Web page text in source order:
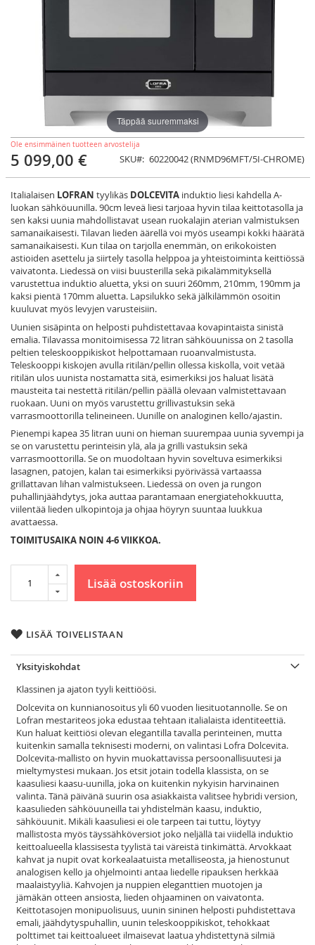
Ole ensimmäinen tuotteen arvostelija
5 099,00 € SKU 60220042 (RNMD96MFT/5I-CHROME)
Italialaisen LOFRAN tyylikäs DOLCEVITA induktio liesi kahdella A-
luokan sähköuunilla. 90cm leveä liesi tarjoaa hyvin tilaa keittotasolla ja
sen kaksi uunia mahdollistavat usean ruokalajin aterian valmistuksen
samanaikaisesti. Tilavan lieden äärellä voi myös useampi kokki häärätä
samanaikaisesti. Kun tilaa on tarjolla enemmän, on erikokoisten
astioiden asettelu ja siirtely tasolla helppoa ja yhteistoiminta keittiössä
vaivatonta. Liedessä on viisi buusterilla sekä pikalämmityksellä
varustettua induktio aluetta, yksi on suuri 260mm, 210mm, 190mm ja
kaksi pientä 170mm aluetta. Lapsilukko sekä jälkilämmön osoitin
kuuluvat myös levyjen varusteisiin.
Uunien sisäpinta on helposti puhdistettavaa kovapintaista sinistä
emalia. Tilavassa monitoimisessa 72 litran sähköuunissa on 2 tasolla
peltien teleskooppikiskot helpottamaan ruoanvalmistusta.
Teleskooppi kiskojen avulla ritilän/pellin ollessa kiskolla, voit vetää
ritilän ulos uunista nostamatta sitä, esimerkiksi jos haluat lisätä
mausteita tai nestettä ritilän/pellin päällä olevaan valmistettavaan
ruokaan. Uuni on myös varustettu grillivastuksin sekä
varrasmoottorilla telineineen. Uunille on analoginen kello/ajastin.
Pienempi kapea 35 litran uuni on hieman suurempaa uunia syvempi ja
se on varustettu perinteisin ylä, ala ja grilli vastuksin sekä
varrasmoottorilla. Se on muodoltaan hyvin soveltuva esimerkiksi
lasagnen, patojen, kalan tai esimerkiksi pyörivässä vartaassa
grillattavan lihan valmistukseen. Liedessä on oven ja rungon
puhallinjäähdytys, joka auttaa parantamaan energiatehokkuutta,
viilentää lieden ulkopintoja ja ohjaa höyryn suuntaa luukkua
avattaessa.
TOIMITUSAIKA NOIN 4-6 VIIKKOA.
Lisää ostoskoriin
LISÄÄ TOIVELISTAAN
Täppää suuremmaksi
Yksityiskohdat
Klassinen ja ajaton tyyli keittiöösi.
Dolcevita on kunnianosoitus yli 60 vuoden liesituotannolle. Se on
Lofran mestariteos joka edustaa tehtaan italialaista identiteettiä.
Kun haluat keittiösi olevan elegantilla tavalla perinteinen, mutta
kuitenkin samalla teknisesti moderni, on valintasi Lofra Dolcevita.
Dolcevita-mallisto on hyvin muokattavissa persoonallisuutesi ja
mieltymystesi mukaan. Jos etsit jotain todella klassista, on se
kaasuliesi kaasu-uunilla, joka on kuitenkin nykyisin harvinainen
valinta. Tänä päivänä suurin osa asiakkaista valitsee hybridi version,
kaasulieden sähköuuneilla tai yhdistelmän kaasu, induktio,
sähköuunit. Mikäli kaasuliesi ei ole tarpeen tai tuttu, löytyy
mallistosta myös täyssähköversiot joko neljällä tai viidellä induktio
keittoalueella klassisesta tyylistä tai väreistä tinkimättä. Arvokkaat
kahvat ja nupit ovat korkealaatuista metalliseosta, ja hienostunut
analogisen kello ja ohjelmointi antaa liedelle ripauksen herkkää
maalaistyyliä. Kahvojen ja nuppien eleganttien muotojen ja
jämäkän otteen ansiosta, lieden ohjaaminen on vaivatonta.
Keittotasojen monipuolisuus, uunin sininen helposti puhdistettava
emali, jäähdytyspuhallin, uunin teleskooppikiskot, tehokkaat
polttimet tai keittoalueet ilmaisevat laatua yhdistettynä silmiä